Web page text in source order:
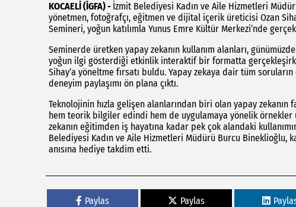
KOCAELİ (İGFA) - İzmit Belediyesi Kadın ve Aile Hizmetleri
yönetmen, fotoğrafçı, eğitmen ve dijital içerik üreticisi Ozan
Semineri, yoğun katılımla Yunus Emre Kültür Merkezi’nde
Seminerde üretken yapay zekanın kullanım alanları,
yoğun ilgi gösterdiği etkinlik interaktif bir formatta
Sihay’a yöneltme fırsatı buldu. Yapay zekaya dair tüm
deneyim paylaşımı ön plana çıktı.
Teknolojinin hızla gelişen alanlarından biri olan yapay zekanın
hem teorik bilgiler edindi hem de uygulamaya yönelik
zekanın eğitimden iş hayatına kadar pek çok alandaki
Belediyesi Kadın ve Aile Hizmetleri Müdürü Burcu Bineklioğlu,
anısına hediye takdim etti.
Paylas Paylas